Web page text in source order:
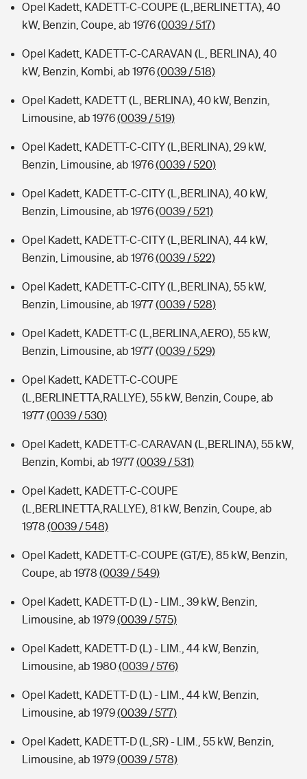
Opel Kadett, KADETT-C-COUPE (L,BERLINETTA), 40
kW, Benzin, Coupe, ab 1976(0039 / 517)
Opel Kadett, KADETT-C-CARAVAN (L, BERLINA), 40
kW, Benzin, Kombi, ab 1976(0039 / 518)
Opel Kadett, KADETT (L, BERLINA), 40 kW, Benzin,
Limousine, ab 1976(0039 / 519)
Opel Kadett, KADETT-C-CITY (L,BERLINA), 29 kW,
Benzin, Limousine, ab 1976(0039 / 520)
Opel Kadett, KADETT-C-CITY (L,BERLINA), 40 kW,
Benzin, Limousine, ab 1976(0039 / 521)
Opel Kadett, KADETT-C-CITY (L,BERLINA), 44 kW,
Benzin, Limousine, ab 1976(0039 / 522)
Opel Kadett, KADETT-C-CITY (L,BERLINA), 55 kW,
Benzin, Limousine, ab 1977(0039 / 528)
Opel Kadett, KADETT-C (L,BERLINA,AERO), 55 kW,
Benzin, Limousine, ab 1977(0039 / 529)
Opel Kadett, KADETT-C-COUPE
(L,BERLINETTA,RALLYE), 55 kW, Benzin, Coupe, ab
1977(0039 / 530)
Opel Kadett, KADETT-C-CARAVAN (L,BERLINA), 55 kW,
Benzin, Kombi, ab 1977(0039 / 531)
Opel Kadett, KADETT-C-COUPE
(L,BERLINETTA,RALLYE), 81 kW, Benzin, Coupe, ab
1978 (0039 / 548)
Opel Kadett, KADETT-C-COUPE (GT/E), 85 kW, Benzin,
Coupe, ab 1978 (0039 / 549)
Opel Kadett, KADETT-D (L) - LIM., 39 kW, Benzin,
Limousine, ab 1979(0039 / 575)
Opel Kadett, KADETT-D (L) - LIM., 44 kW, Benzin,
Limousine, ab 1980(0039 / 576)
Opel Kadett, KADETT-D (L) - LIM., 44 kW, Benzin,
Limousine, ab 1979(0039 / 577)
Opel Kadett, KADETT-D (L,SR) - LIM., 55 kW, Benzin,
Limousine, ab 1979(0039 / 578)